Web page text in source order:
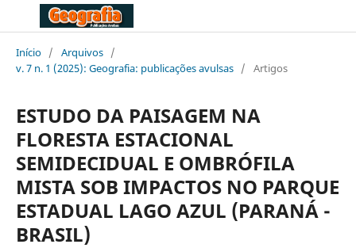
Início / Arquivos /
v. 7 n. 1 (2025): Geografia: publicações avulsas / Artigos
ESTUDO DA PAISAGEM NA
FLORESTA ESTACIONAL
SEMIDECIDUAL E OMBRÓFILA
MISTA SOB IMPACTOS NO PARQUE
ESTADUAL LAGO AZUL (PARANÁ -
BRASIL)